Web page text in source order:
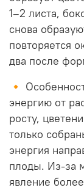
1–2 листа,
снова
повторяется
два после
🔸
энергию от
росту,
только
энергия
плоды. Из-за
явление